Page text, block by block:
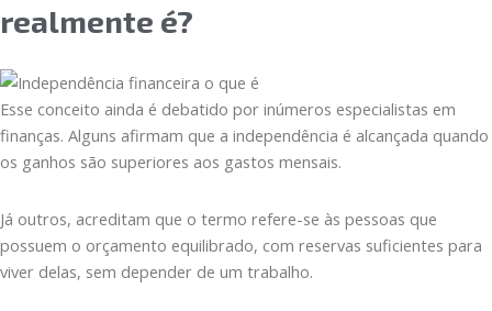
realmente é?
Esse conceito ainda é debatido por inúmeros especialistas em
finanças. Alguns afirmam que a independência é alcançada quando
os ganhos são superiores aos gastos mensais.
Já outros, acreditam que o termo refere-se às pessoas que
possuem o orçamento equilibrado, com reservas suficientes para
viver delas, sem depender de um trabalho.